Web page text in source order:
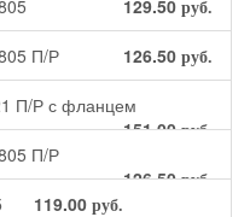
129.50 руб.
П/Р 126.50 руб.
П/Р с фланцем
151.00руб.
П/Р
126.50руб.
119.00 руб.